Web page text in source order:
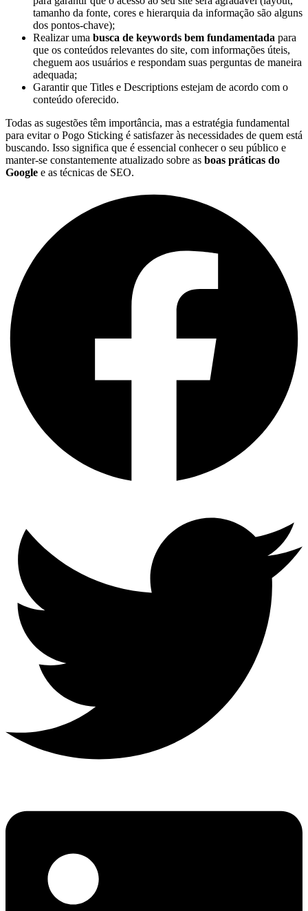
tamanho da fonte, cores e hierarquia da informação são alguns
dos pontos-chave);
Realizar uma busca de keywords bem fundamentada para
que os conteúdos relevantes do site, com informações úteis,
cheguem aos usuários e respondam suas perguntas de maneira
adequada;
Garantir que Titles e Descriptions estejam de acordo com o
conteúdo oferecido.
Todas as sugestões têm importância, mas a estratégia fundamental
para evitar o Pogo Sticking é satisfazer às necessidades de quem está
buscando. Isso significa que é essencial conhecer o seu público e
manter-se constantemente atualizado sobre as boas práticas do
Google e as técnicas de SEO.